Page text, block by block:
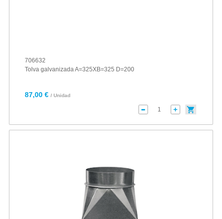
706632
Tolva galvanizada A=325XB=325 D=200
87,00 € / Unidad